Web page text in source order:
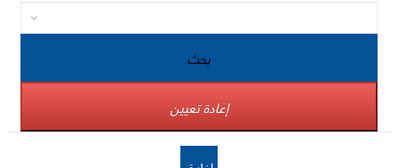
بحث
إعادة تعيين